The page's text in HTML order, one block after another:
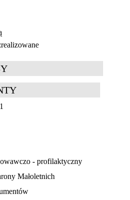
- profilaktyczny
Małoletnich